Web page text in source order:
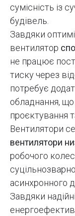
сумісність із
будівель.
Завдяки
вентилятор
не працює
тиску через
потребує
обладнання,
проєктування
Вентилятори
вентилятори
робочого
асинхронного
Завдяки